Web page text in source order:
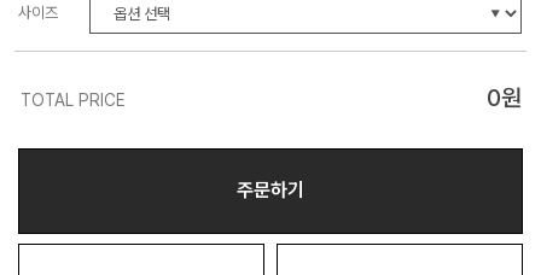
사이즈
TOTAL PRICE 0원
주문하기